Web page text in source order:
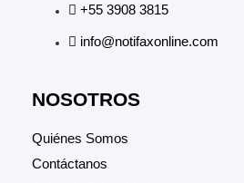
+55 3908 3815
info@notifaxonline.com
NOSOTROS
Quiénes Somos
Contáctanos